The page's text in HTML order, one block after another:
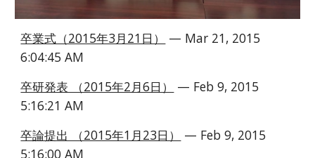
卒業式（2015年3月21日）
— Mar 21, 2015
6:04:45 AM
卒研発表 （2015年2月6日）
— Feb 9, 2015
5:16:21 AM
卒論提出 （2015年1月23日）
— Feb 9, 2015
5:16:00 AM